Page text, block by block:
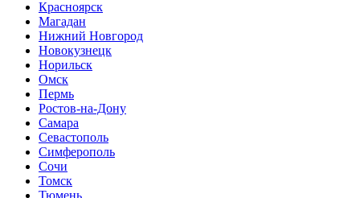
Красноярск
Магадан
Нижний Новгород
Новокузнецк
Норильск
Омск
Пермь
Ростов-на-Дону
Самара
Севастополь
Симферополь
Сочи
Томск
Тюмень